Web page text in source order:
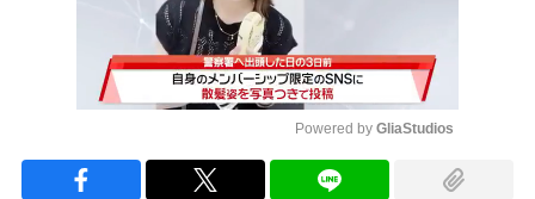
Powered by GliaStudios